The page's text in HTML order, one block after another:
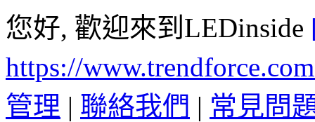
您好, 歡迎來到LEDinside
https://
管理 | 聯絡我們 | 常見問